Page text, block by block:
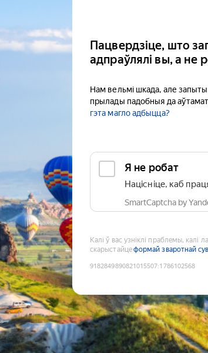
Пацвердзіце, што
адпраўлялі вы, а не
Нам вельмі шкада, але
прылады падобныя да
гэта магло адбыцца?
Я не робат
Націсніце, каб
SmartCaptcha by
Калі ў вас узніклі праблемы, калі
скарыстайцеформай зваротнай
9182849890821015507:1786102568